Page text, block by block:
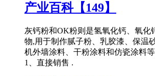
产业百科【149】
灰钙粉和OK粉则是氢氧化钙、氧化
物,用于制作腻子粉、乳胶漆、保温
机外墙涂料、干粉涂料和仿瓷涂料
1、直接销售 .